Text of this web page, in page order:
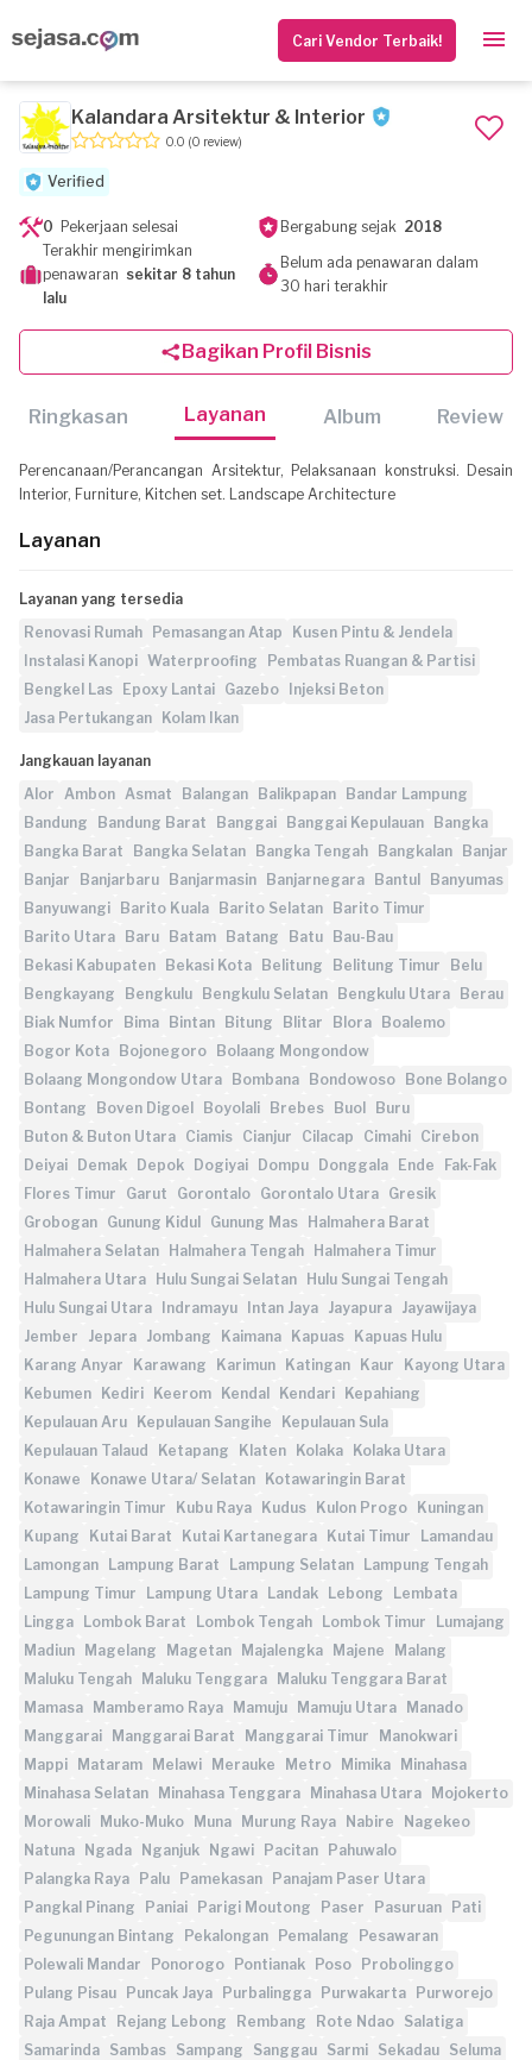
Cari Vendor Terbaik!
Kalandara Arsitektur & Interior
0.0 (0 review)
Verified
0 Pekerjaan selesai Bergabung sejak 2018
Terakhir mengirimkan
penawaran sekitar 8 tahun
lalu
Belum ada penawaran dalam
30 hari terakhir
Bagikan Profil Bisnis
Ringkasan Layanan Album Review
Perencanaan/Perancangan Arsitektur, Pelaksanaan konstruksi. Desain
Interior, Furniture, Kitchen set. Landscape Architecture
Layanan
Layanan yang tersedia
Renovasi Rumah
Pemasangan Atap
Kusen Pintu & Jendela
Instalasi Kanopi Waterproofing
Pembatas Ruangan & Partisi
Bengkel Las
Epoxy Lantai Gazebo
Injeksi Beton
Jasa Pertukangan
Kolam Ikan
Jangkauan layanan
Alor Ambon Asmat Balangan Balikpapan
Bandar Lampung
Bandung
Bandung Barat Banggai Banggai Kepulauan
Bangka
Bangka Barat
Bangka Selatan Bangka Tengah Bangkalan
Banjar
Banjar
Banjarbaru Banjarmasin Banjarnegara Bantul
Banyumas
Banyuwangi
Barito Kuala Barito Selatan
Barito Timur
Barito Utara
Baru Batam Batang Batu
Bau-Bau
Bekasi Kabupaten
Bekasi Kota Belitung Belitung Timur
Belu
Bengkayang
Bengkulu Bengkulu Selatan Bengkulu Utara
Berau
Biak Numfor
Bima Bintan Bitung Blitar Blora
Boalemo
Bogor Kota
Bojonegoro
Bolaang Mongondow
Bolaang Mongondow Utara
Bombana Bondowoso
Bone Bolango
Bontang
Boven Digoel Boyolali Brebes Buol
Buru
Buton & Buton Utara Ciamis Cianjur Cilacap Cimahi Cirebon
Deiyai
Demak Depok Dogiyai Dompu Donggala Ende
Fak-Fak
Flores Timur
Garut Gorontalo Gorontalo Utara Gresik
Grobogan Gunung Kidul Gunung Mas
Halmahera Barat
Halmahera Selatan
Halmahera Tengah
Halmahera Timur
Halmahera Utara
Hulu Sungai Selatan
Hulu Sungai Tengah
Hulu Sungai Utara
Indramayu Intan Jaya Jayapura Jayawijaya
Jember
Jepara Jombang Kaimana Kapuas
Kapuas Hulu
Karang Anyar
Karawang Karimun Katingan Kaur
Kayong Utara
Kebumen
Kediri Keerom Kendal Kendari
Kepahiang
Kepulauan Aru
Kepulauan Sangihe
Kepulauan Sula
Kepulauan Talaud
Ketapang Klaten Kolaka
Kolaka Utara
Konawe
Konawe Utara/ Selatan
Kotawaringin Barat
Kotawaringin Timur
Kubu Raya Kudus Kulon Progo
Kuningan
Kupang
Kutai Barat Kutai Kartanegara Kutai Timur
Lamandau
Lamongan
Lampung Barat Lampung Selatan
Lampung Tengah
Lampung Timur
Lampung Utara Landak Lebong
Lembata
Lingga
Lombok Barat Lombok Tengah Lombok Timur
Lumajang
Madiun
Magelang Magetan Majalengka Majene
Malang
Maluku Tengah
Maluku Tenggara
Maluku Tenggara Barat
Mamasa
Mamberamo Raya Mamuju Mamuju Utara
Manado
Manggarai
Manggarai Barat Manggarai Timur
Manokwari
Mappi
Mataram Melawi Merauke Metro Mimika
Minahasa
Minahasa Selatan
Minahasa Tenggara Minahasa Utara
Mojokerto
Morowali
Muko-Muko Muna Murung Raya Nabire
Nagekeo
Natuna
Ngada Nganjuk Ngawi Pacitan
Pahuwalo
Palangka Raya
Palu Pamekasan
Panajam Paser Utara
Pangkal Pinang
Paniai Parigi Moutong Paser Pasuruan
Pati
Pegunungan Bintang
Pekalongan Pemalang
Pesawaran
Polewali Mandar
Ponorogo Pontianak Poso
Probolinggo
Pulang Pisau
Puncak Jaya Purbalingga Purwakarta
Purworejo
Raja Ampat
Rejang Lebong Rembang Rote Ndao Salatiga
Samarinda Sambas Sampang Sanggau Sarmi Sekadau Seluma